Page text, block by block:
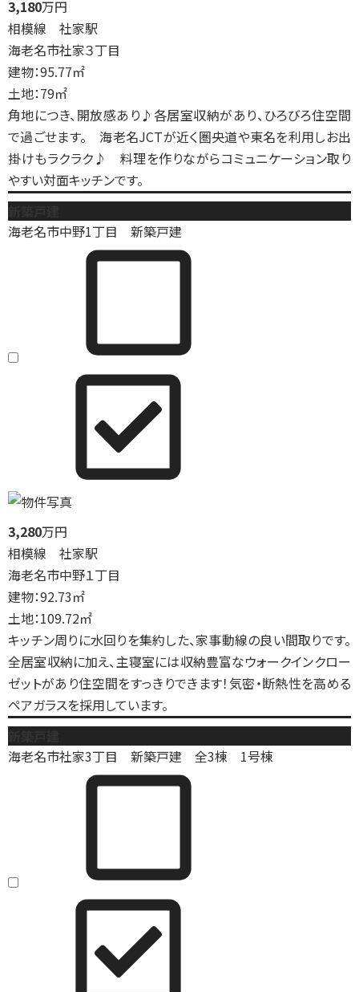
3,180万円
相模線 社家駅
海老名市社家３丁目
建物：95.77㎡
土地：79㎡
角地につき、開放感あり♪各居室収納があり、ひろびろ住空間
で過ごせます。 海老名JCTが近く圏央道や東名を利用しお出
掛けもラクラク♪ 料理を作りながらコミュニケーション取り
やすい対面キッチンです。
海老名市中野1丁目 新築戸建
3,280万円
相模線 社家駅
海老名市中野１丁目
建物：92.73㎡
土地：109.72㎡
キッチン周りに水回りを集約した、家事動線の良い間取りです。
全居室収納に加え、主寝室には収納豊富なウォークインクロー
ゼットがあり住空間をすっきりできます！気密・断熱性を高める
ペアガラスを採用しています。
海老名市社家3丁目 新築戸建 全3棟 1号棟